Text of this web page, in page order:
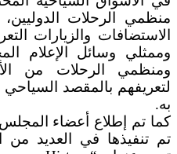
منظمي الرحلات
الاستضافات والزيارات
وممثلي وسائل الإعلام
ومنظمي الرحلات من
لتعريفهم بالمقصد السياحي
به.
كما تم إطلاع أعضاء
تم تنفيذها في العديد من